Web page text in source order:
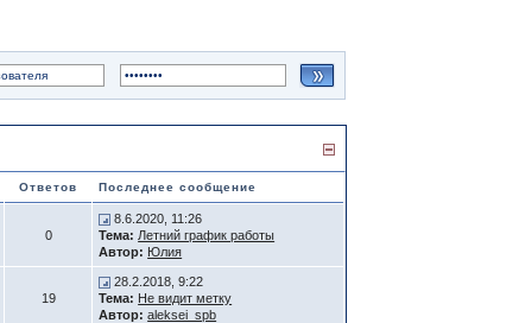
Ответов Последнее сообщение
0
8.6.2020, 11:26
Тема: Летний график работы
Автор: Юлия
19
28.2.2018, 9:22
Тема: Не видит метку
Автор: aleksei_spb